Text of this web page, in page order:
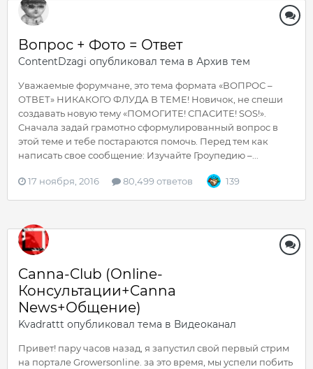
Вопрос + Фото = Ответ
ContentDzagi опубликовал тема в Архив тем
Уважаемые форумчане, это тема формата «ВОПРОС –
ОТВЕТ» НИКАКОГО ФЛУДА В ТЕМЕ! Новичок, не спеши
создавать новую тему «ПОМОГИТЕ! СПАСИТЕ! SOS!».
Сначала задай грамотно сформулированный вопрос в
этой теме и тебе постараются помочь. Перед тем как
написать свое сообщение: Изучайте Гроупедию –...
17 ноября, 2016 80,499 ответов 139
Canna-Club (Online-
Консультации+Canna
News+Общение)
Kvadrattt опубликовал тема в Видеоканал
Привет! пару часов назад, я запустил свой первый стрим
на портале Growersonline. за это время, мы успели побить